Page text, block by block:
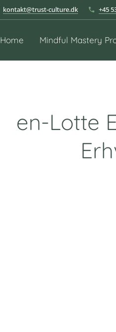
kontakt@trust-culture.dk +45
Home Mindful Mastery
en-Lotte